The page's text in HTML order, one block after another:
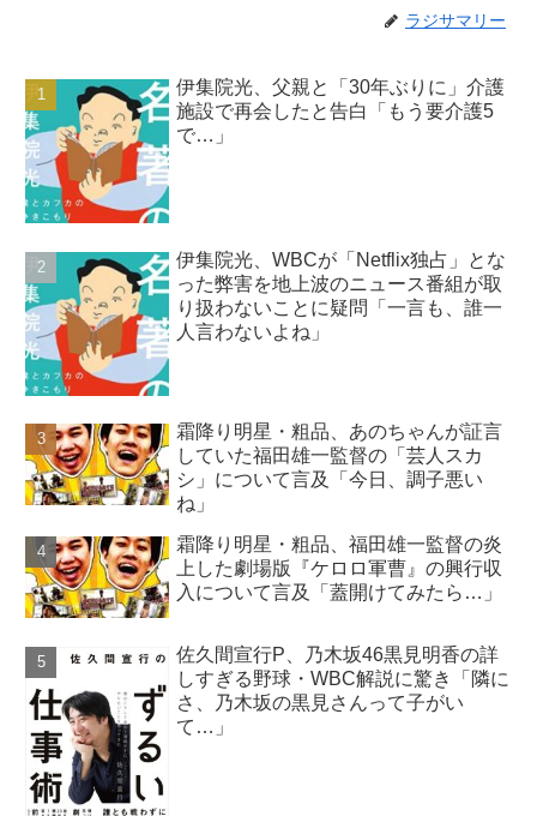
ラジサマリー
伊集院光、父親と「30年ぶりに」介護
施設で再会したと告白「もう要介護5
で…」
伊集院光、WBCが「Netflix独占」とな
った弊害を地上波のニュース番組が取
り扱わないことに疑問「一言も、誰一
人言わないよね」
霜降り明星・粗品、あのちゃんが証言
していた福田雄一監督の「芸人スカ
シ」について言及「今日、調子悪い
ね」
霜降り明星・粗品、福田雄一監督の炎
上した劇場版『ケロロ軍曹』の興行収
入について言及「蓋開けてみたら…」
佐久間宣行P、乃木坂46黒見明香の詳
しすぎる野球・WBC解説に驚き「隣に
さ、乃木坂の黒見さんって子がい
て…」